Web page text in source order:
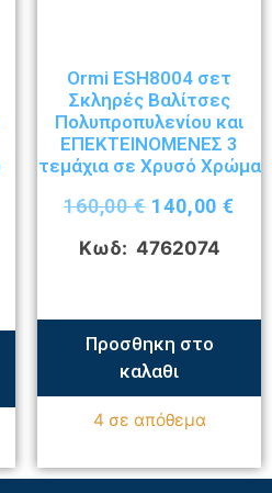
Ormi ESH8004 σετ
Σκληρές Βαλίτσες
Πολυπροπυλενίου και
ΕΠΕΚΤΕΙΝΟΜΕΝΕΣ 3
τεμάχια σε Χρυσό Χρώμα
160,00€ 140,00€
Κωδ: 4762074
Προσθηκη στο
καλαθι
4 σε απόθεμα